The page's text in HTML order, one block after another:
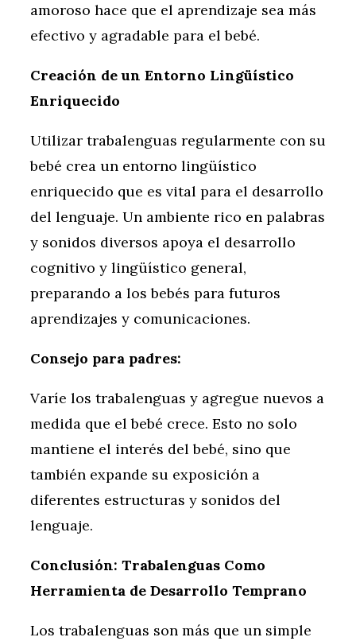
amoroso hace que el aprendizaje sea más
efectivo y agradable para el bebé.
Creación de un Entorno Lingüístico
Enriquecido
Utilizar trabalenguas regularmente con su
bebé crea un entorno lingüístico
enriquecido que es vital para el desarrollo
del lenguaje. Un ambiente rico en palabras
y sonidos diversos apoya el desarrollo
cognitivo y lingüístico general,
preparando a los bebés para futuros
aprendizajes y comunicaciones.
Consejo para padres:
Varíe los trabalenguas y agregue nuevos a
medida que el bebé crece. Esto no solo
mantiene el interés del bebé, sino que
también expande su exposición a
diferentes estructuras y sonidos del
lenguaje.
Conclusión: Trabalenguas Como
Herramienta de Desarrollo Temprano
Los trabalenguas son más que un simple